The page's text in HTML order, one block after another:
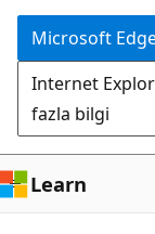
Microsoft
Internet
fazla bilgi
Learn